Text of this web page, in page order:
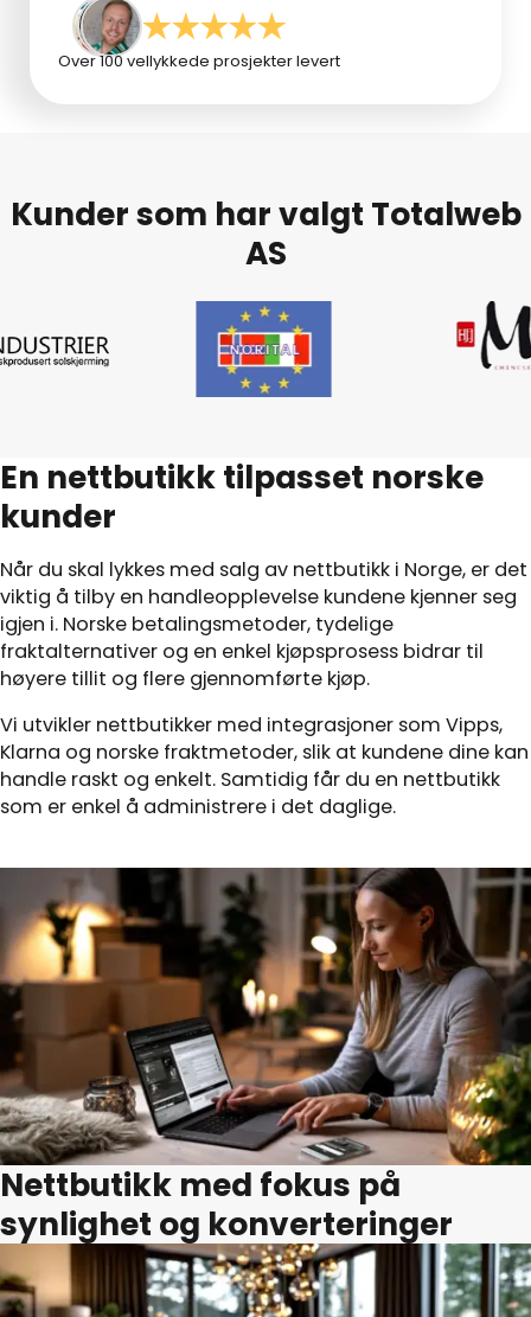
Over 100 vellykkede prosjekter levert
Kunder som har valgt Totalweb
AS
En nettbutikk tilpasset norske
kunder
Når du skal lykkes med salg av nettbutikk i Norge, er det
viktig å tilby en handleopplevelse kundene kjenner seg
igjen i. Norske betalingsmetoder, tydelige
fraktalternativer og en enkel kjøpsprosess bidrar til
høyere tillit og flere gjennomførte kjøp.
Vi utvikler nettbutikker med integrasjoner som Vipps,
Klarna og norske fraktmetoder, slik at kundene dine kan
handle raskt og enkelt. Samtidig får du en nettbutikk
som er enkel å administrere i det daglige.
Nettbutikk med fokus på
synlighet og konverteringer